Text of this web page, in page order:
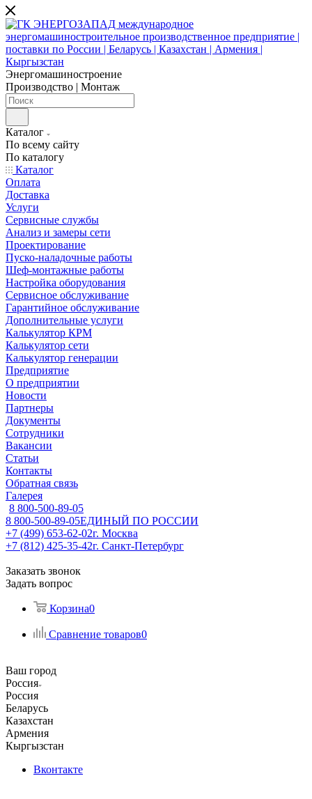
Энергомашиностроение
Производство | Монтаж
Каталог
По всему сайту
По каталогу
Каталог
Оплата
Доставка
Услуги
Сервисные службы
Анализ и замеры сети
Проектирование
Пуско-наладочные работы
Шеф-монтажные работы
Настройка оборудования
Сервисное обслуживание
Гарантийное обслуживание
Дополнительные услуги
Калькулятор КРМ
Калькулятор сети
Калькулятор генерации
Предприятие
О предприятии
Новости
Партнеры
Документы
Сотрудники
Вакансии
Статьи
Контакты
Обратная связь
Галерея
8 800-500-89-05
8 800-500-89-05ЕДИНЫЙ ПО РОССИИ
+7 (499) 653-62-02г. Москва
+7 (812) 425-35-42г. Санкт-Петербург
Заказать звонок
Задать вопрос
Корзина0
Сравнение товаров0
Ваш город
Россия
Россия
Беларусь
Казахстан
Армения
Кыргызстан
Вконтакте